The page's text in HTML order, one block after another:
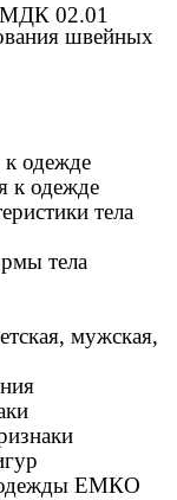
МДК 02.01
швейных
одежде
к одежде
тела
тела
мужская,
одежды ЕМКО